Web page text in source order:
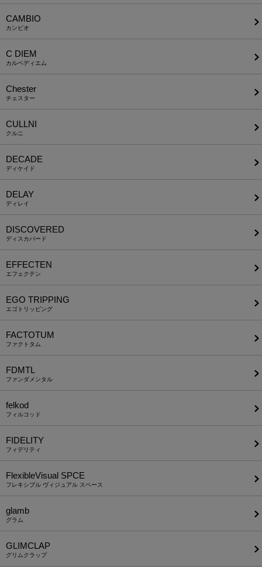
CAMBIO
カンビオ
C DIEM
カルペディエム
Chester
チェスター
CULLNI
クルニ
DECADE
ディケイド
DELAY
ディレイ
DISCOVERED
ディスカバード
EFFECTEN
エフェクテン
EGO TRIPPING
エゴトリッピング
FACTOTUM
ファクトタム
FDMTL
ファンダメンタル
felkod
フィルコッド
FIDELITY
フィデリティ
FlexibleVisual SPCE
フレキシブル ヴィジュアル スペース
glamb
グラム
GLIMCLAP
グリムクラップ